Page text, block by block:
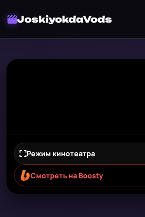
JoskiyokdaVods
Режим кинотеатра
Смотреть на Boosty